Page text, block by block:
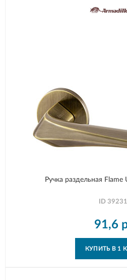
Ручка раздельная Flame
ID 39231
91,6
КУПИТЬ В 1